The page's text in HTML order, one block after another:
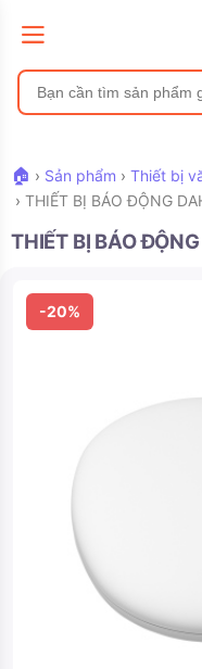
🏠 › Sản phẩm › Thiết bị
› THIẾT BỊ BÁO ĐỘNG
THIẾT BỊ BÁO
-20%